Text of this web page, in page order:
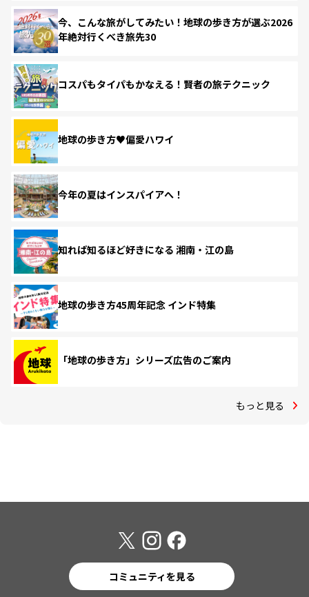
今、こんな旅がしてみたい！地球の歩き方が選ぶ2026
年絶対行くべき旅先30
コスパもタイパもかなえる！賢者の旅テクニック
地球の歩き方♥偏愛ハワイ
今年の夏はインスパイアへ！
知れば知るほど好きになる 湘南・江の島
地球の歩き方45周年記念 インド特集
「地球の歩き方」シリーズ広告のご案内
もっと見る
コミュニティを見る